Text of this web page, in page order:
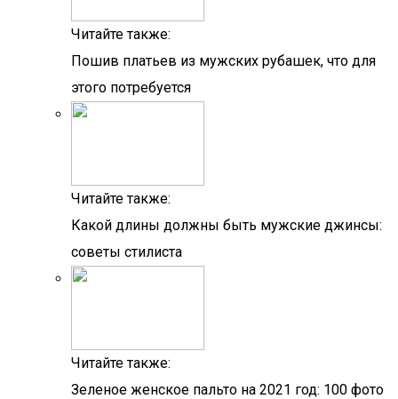
Читайте также:
Пошив платьев из мужских рубашек, что для
этого потребуется
Читайте также:
Какой длины должны быть мужские джинсы:
советы стилиста
Читайте также:
Зеленое женское пальто на 2021 год: 100 фото